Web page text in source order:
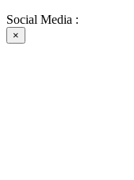
Social Media :
×